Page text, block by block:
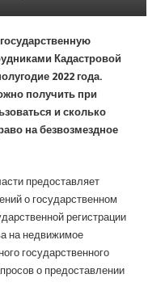
Кадастровой
2022 года.
получить при
и сколько
на безвозмездное
предоставляет
о государственном
регистрации
на недвижимое
государственного
о предоставлении